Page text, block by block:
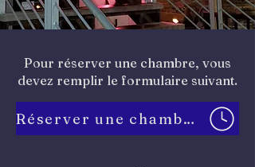
Pour réserver une chambre, vous
devez remplir le formulaire suivant.
Réserver une chambre